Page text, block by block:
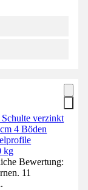
Schulte verzinkt
4 Böden
kg
Bewertung:
11